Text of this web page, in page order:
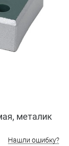
металик
Нашли ошибку?